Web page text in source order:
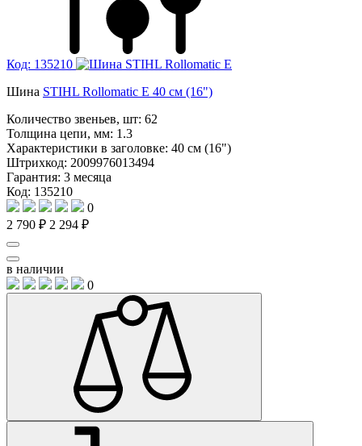
Код: 135210
Шина STIHL Rollomatic E 40 см (16")
Количество звеньев, шт: 62
Толщина цепи, мм: 1.3
Характеристики в заголовке: 40 см (16")
Штрихкод: 2009976013494
Гарантия: 3 месяца
Код: 135210
0
2 790 ₽ 2 294 ₽
в наличии
0